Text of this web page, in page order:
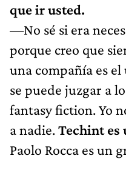
que ir usted.
—No sé si era
porque creo que
una compañía es
se puede juzgar a
fantasy fiction. Yo
a nadie.Techint es
Paolo Rocca es un